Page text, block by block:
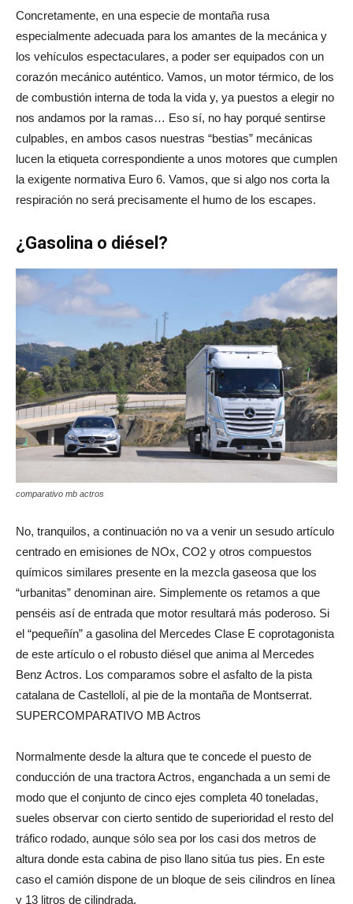
Concretamente, en una especie de montaña rusa
especialmente adecuada para los amantes de la mecánica y
los vehículos espectaculares, a poder ser equipados con un
corazón mecánico auténtico. Vamos, un motor térmico, de los
de combustión interna de toda la vida y, ya puestos a elegir no
nos andamos por la ramas… Eso sí, no hay porqué sentirse
culpables, en ambos casos nuestras “bestias” mecánicas
lucen la etiqueta correspondiente a unos motores que cumplen
la exigente normativa Euro 6. Vamos, que si algo nos corta la
respiración no será precisamente el humo de los escapes.
¿Gasolina o diésel?
comparativo mb actros
No, tranquilos, a continuación no va a venir un sesudo artículo
centrado en emisiones de NOx, CO2 y otros compuestos
químicos similares presente en la mezcla gaseosa que los
“urbanitas” denominan aire. Simplemente os retamos a que
penséis así de entrada que motor resultará más poderoso. Si
el “pequeñín” a gasolina del Mercedes Clase E coprotagonista
de este artículo o el robusto diésel que anima al Mercedes
Benz Actros. Los comparamos sobre el asfalto de la pista
catalana de Castellolí, al pie de la montaña de Montserrat.
SUPERCOMPARATIVO MB Actros
Normalmente desde la altura que te concede el puesto de
conducción de una tractora Actros, enganchada a un semi de
modo que el conjunto de cinco ejes completa 40 toneladas,
sueles observar con cierto sentido de superioridad el resto del
tráfico rodado, aunque sólo sea por los casi dos metros de
altura donde esta cabina de piso llano sitúa tus pies. En este
caso el camión dispone de un bloque de seis cilindros en línea
y 13 litros de cilindrada.